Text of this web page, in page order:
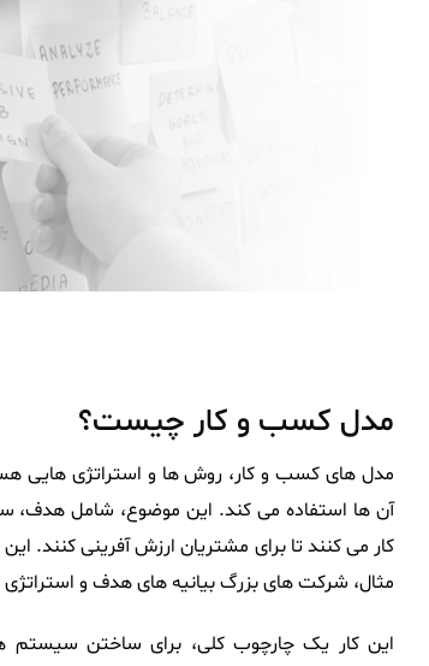
مدل کسب و کار چیست؟
مدل های کسب و کار، روش ها و استراتژی هایی
آن ها استفاده می کند. این موضوع، شامل هدف،
کار می کنند تا برای مشتریان ارزش آفرینی کنند.
مثال، شرکت های بزرگ بیانیه های هدف و
این کار یک چارچوب کلی، برای ساختن سیستم